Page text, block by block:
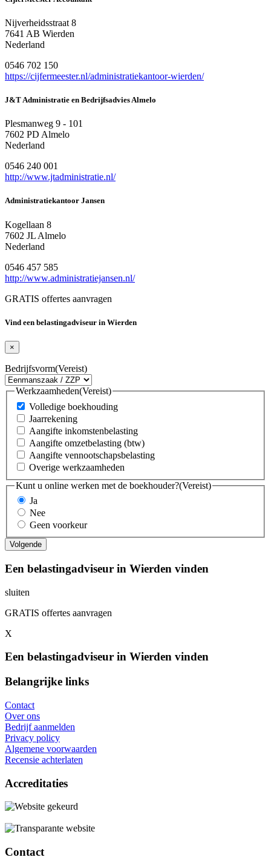
Nijverheidsstraat 8
7641 AB Wierden
Nederland
0546 702 150
https://cijfermeester.nl/administratiekantoor-wierden/
J&T Administratie en Bedrijfsadvies Almelo
Plesmanweg 9 - 101
7602 PD Almelo
Nederland
0546 240 001
http://www.jtadministratie.nl/
Administratiekantoor Jansen
Kogellaan 8
7602 JL Almelo
Nederland
0546 457 585
http://www.administratiejansen.nl/
GRATIS offertes aanvragen
Vind een belastingadviseur in Wierden
×
Bedrijfsvorm(Vereist)
Werkzaamheden(Vereist)
Volledige boekhouding
Jaarrekening
Aangifte inkomstenbelasting
Aangifte omzetbelasting (btw)
Aangifte vennootschapsbelasting
Overige werkzaamheden
Kunt u online werken met de boekhouder?(Vereist)
Ja
Nee
Geen voorkeur
Een belastingadviseur in Wierden vinden
sluiten
GRATIS offertes aanvragen
X
Een belastingadviseur in Wierden vinden
Belangrijke links
Contact
Over ons
Bedrijf aanmelden
Privacy policy
Algemene voorwaarden
Recensie achterlaten
Accreditaties
Contact